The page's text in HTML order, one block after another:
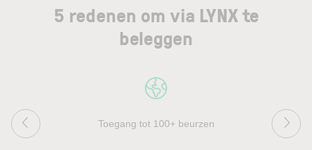
5 redenen om via LYNX te
beleggen
Toegang tot 100+ beurzen